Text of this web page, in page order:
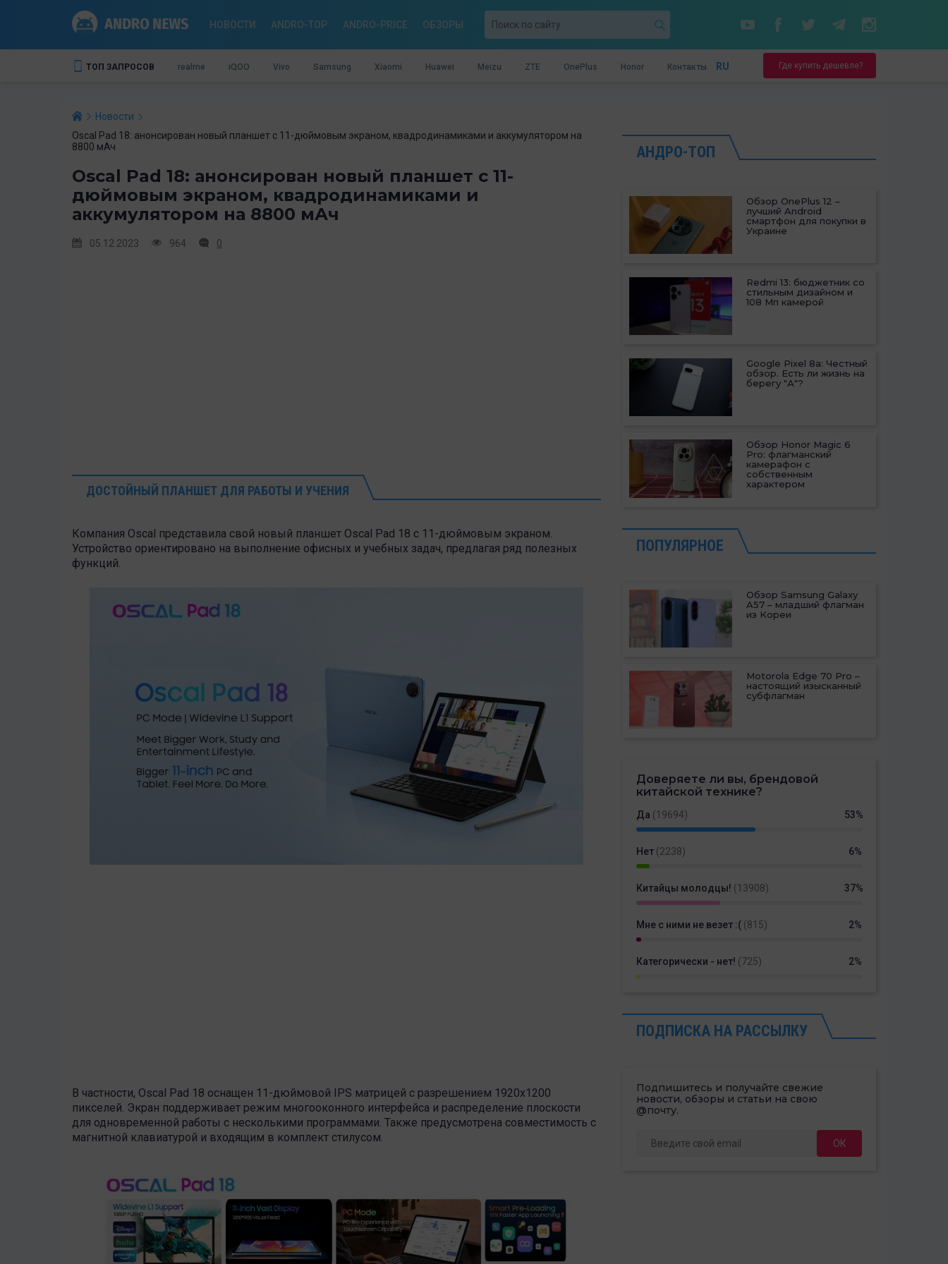
НОВОСТИ ANDRO-TOP ANDRO-PRICE ОБЗОРЫ
ТОП ЗАПРОСОВ realme iQOO Vivo Samsung Xiaomi Huawei Meizu ZTE OnePlus Honor Контакты RU Где купить дешевле?
Новости
Oscal Pad 18: анонсирован новый планшет с 11-дюймовым экраном, квадродинамиками и аккумулятором на
8800 мАч
Oscal Pad 18: анонсирован новый планшет с 11-
дюймовым экраном, квадродинамиками и
аккумулятором на 8800 мАч
05.12.2023 964 0
ДОСТОЙНЫЙ ПЛАНШЕТ ДЛЯ РАБОТЫ И УЧЕНИЯ
Компания Oscal представила свой новый планшет Oscal Pad 18 с 11-дюймовым экраном.
Устройство ориентировано на выполнение офисных и учебных задач, предлагая ряд полезных
функций.
В частности, Oscal Pad 18 оснащен 11-дюймовой IPS матрицей с разрешением 1920х1200
пикселей. Экран поддерживает режим многооконного интерфейса и распределение плоскости
для одновременной работы с несколькими программами. Также предусмотрена совместимость с
магнитной клавиатурой и входящим в комплект стилусом.
АНДРО-ТОП
Обзор OnePlus 12 –
лучший Android
смартфон для покупки в
Украине
Redmi 13: бюджетник со
стильным дизайном и
108 Мп камерой
Google Pixel 8a: Честный
обзор. Есть ли жизнь на
берегу "А"?
Обзор Honor Magic 6
Pro: флагманский
камерафон с
собственным
характером
ПОПУЛЯРНОЕ
Обзор Samsung Galaxy
A57 – младший флагман
из Кореи
Motorola Edge 70 Pro –
настоящий изысканный
субфлагман
Доверяете ли вы, брендовой
китайской технике?
Да (19694) 53%
Нет (2238) 6%
Китайцы молодцы! (13908) 37%
Мне с ними не везет :( (815) 2%
Категорически - нет! (725) 2%
ПОДПИСКА НА РАССЫЛКУ
Подпишитесь и получайте свежие
новости, обзоры и статьи на свою
@почту.
ОК